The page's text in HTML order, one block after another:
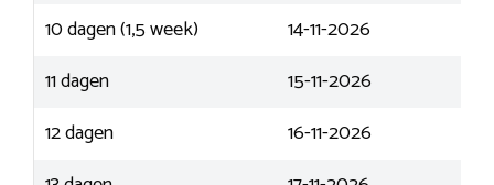
10 dagen (1,5 week)
14-11-2026
11 dagen
15-11-2026
12 dagen
16-11-2026